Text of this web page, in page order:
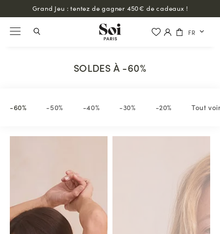
Grand Jeu : tentez de gagner 450€ de cadeaux !
FR
SOLDES À -60%
-60% -50% -40% -30% -20% Tout